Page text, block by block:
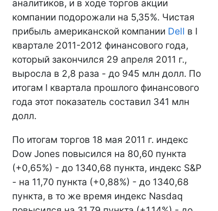
аналитиков, и в ходе торгов акции
компании подорожали на 5,35%. Чистая
прибыль американской компании Dell в I
квартале 2011-2012 финансового года,
который закончился 29 апреля 2011 г.,
выросла в 2,8 раза - до 945 млн долл. По
итогам I квартала прошлого финансового
года этот показатель составил 341 млн
долл.
По итогам торгов 18 мая 2011 г. индекс
Dow Jones повысился на 80,60 пункта
(+0,65%) - до 1340,68 пункта, индекс S&P
- на 11,70 пункта (+0,88%) - до 1340,68
пункта, в то же время индекс Nasdaq